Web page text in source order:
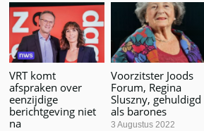
VRT komt
afspraken over
eenzijdige
berichtgeving niet
na
Voorzitster Joods
Forum, Regina
Sluszny, gehuldigd
als barones
3 Augustus 2022